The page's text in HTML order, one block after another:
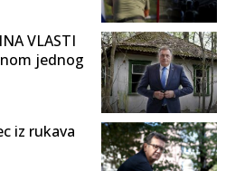
VLASTI
jednog
iz rukava